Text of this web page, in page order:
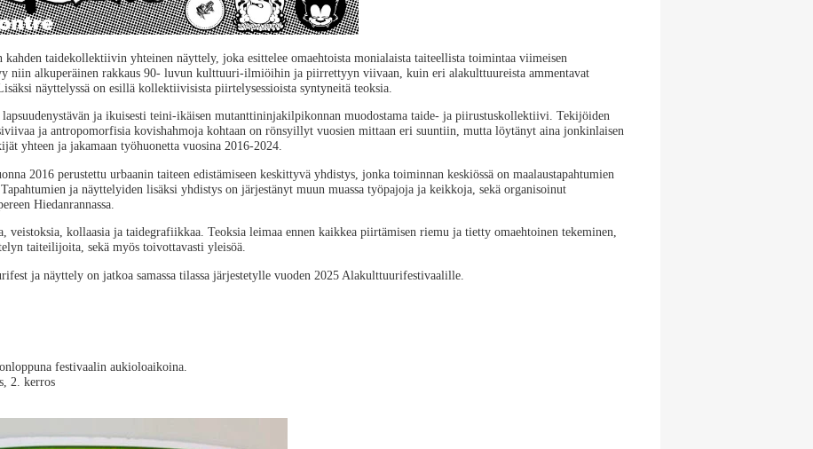
taidekollektiivin yhteinen näyttely, joka esittelee omaehtoista monialaista taiteellista toimintaa viimeisen
niin alkuperäinen rakkaus 90- luvun kulttuuri-ilmiöihin ja piirrettyyn viivaan, kuin eri alakulttuureista ammentavat
näyttelyssä on esillä kollektiivisista piirtelysessioista syntyneitä teoksia.
lapsuudenystävän ja ikuisesti teini-ikäisen mutanttininjakilpikonnan muodostama taide- ja piirustuskollektiivi. Tekijöiden
ja antropomorfisia kovishahmoja kohtaan on rönsyillyt vuosien mittaan eri suuntiin, mutta löytänyt aina jonkinlaisen
yhteen ja jakamaan työhuonetta vuosina 2016-2024.
2016 perustettu urbaanin taiteen edistämiseen keskittyvä yhdistys, jonka toiminnan keskiössä on maalaustapahtumien
ja näyttelyiden lisäksi yhdistys on järjestänyt muun muassa työpajoja ja keikkoja, sekä organisoinut
Hiedanrannassa.
veistoksia, kollaasia ja taidegrafiikkaa. Teoksia leimaa ennen kaikkea piirtämisen riemu ja tietty omaehtoinen tekeminen,
taiteilijoita, sekä myös toivottavasti yleisöä.
ja näyttely on jatkoa samassa tilassa järjestetylle vuoden 2025 Alakulttuurifestivaalille.
festivaalin aukioloaikoina.
2. kerros